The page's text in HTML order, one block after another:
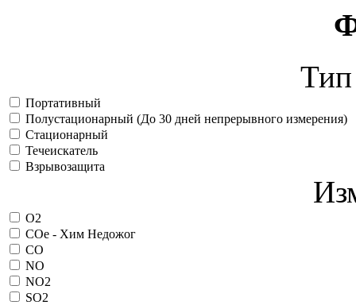
Портативный
Полустационарный (До 30 дней непрерывного измерения)
Стационарный
Течеискатель
Взрывозащита
O2
COe - Хим Недожог
CO
NO
NO2
SO2